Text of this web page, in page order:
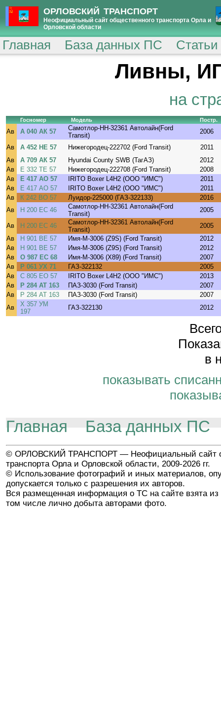
ОРЛОВСКИЙ ТРАНСПОРТ
Неофициальный сайт общественного транспорта Орла и
Орловской области
Главная База данных ПС
Ливны,
на
Госномер Модель Постр.
Ав А 040 АК 57
Самотлор-НН-32361 Автолайн(Ford
Transit)
2006
Ав А 452 НЕ 57 Нижегородец-222702 (Ford Transit)
2011
Ав
А 709 АК 57 Hyundai County SWB (ТагАЗ)
2012
Ав
Е 332 ТЕ 57 Нижегородец-222708 (Ford Transit)
2008
Ав
Е 417 АО 57 IRITO Boxer L4H2 (ООО "ИМС")
2011
Ав
Е 417 АО 57 IRITO Boxer L4H2 (ООО "ИМС")
2011
Ав
К 242 ВО 57 Луидор-225000 (ГАЗ-322133)
2016
Ав
Н 200 ЕС 46
Самотлор-НН-32361 Автолайн(Ford
Transit)
2005
Ав Н 200 ЕС 46
Самотлор-НН-32361 Автолайн(Ford
Transit)
2005
Ав
Н 901 ВЕ 57 Имя-М-3006 (Z9S) (Ford Transit)
2012
Ав
Н 901 ВЕ 57 Имя-М-3006 (Z9S) (Ford Transit)
2012
Ав
О 987 ЕС 68 Имя-М-3006 (X89) (Ford Transit)
2007
Ав
Р 061 УХ 71 ГАЗ-322132
2005
Ав
С 805 ЕО 57 IRITO Boxer L4H2 (ООО "ИМС")
2013
Ав
Р 284 АТ 163 ПАЗ-3030 (Ford Transit)
2007
Ав
Р 284 АТ 163 ПАЗ-3030 (Ford Transit)
2007
Ав
Х 357 УМ
197
ГАЗ-322130 2012
в
показывать
Главная База данных ПС
© ОРЛОВСКИЙ ТРАНСПОРТ — Неофициальный сайт
транспорта Орла и Орловской области, 2009-2026 гг.
© Использование фотографий и иных материалов,
допускается только с разрешения их авторов.
Вся размещенная информация о ТС на сайте взята из
том числе лично добыта авторами фото.